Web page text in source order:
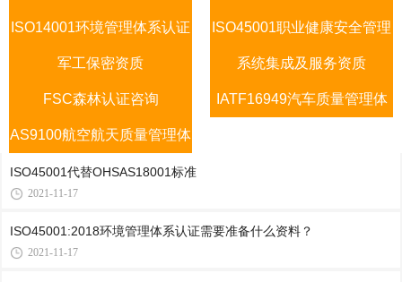
证咨询 认证咨询
ISO14001环境管理体系认证
咨询
ISO45001职业健康安全管理
体系
军工保密资质 系统集成及服务资质
FSC森林认证咨询 IATF16949汽车质量管理体
AS9100航空航天质量管理体
系
ISO45001代替OHSAS18001标准
2021-11-17
ISO45001:2018环境管理体系认证需要准备什么资料？
2021-11-17